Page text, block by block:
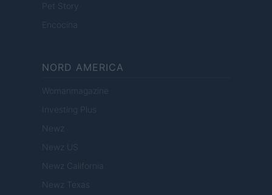
Pet Story
Encocina
NORD AMERICA
Womanmagazine
Investing Plus
Newz
Newz US
Newz California
Newz Texas